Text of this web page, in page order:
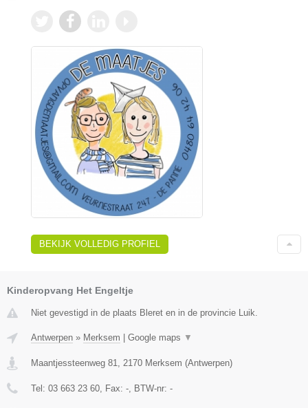
BEKIJK VOLLEDIG PROFIEL
Kinderopvang Het Engeltje
Niet gevestigd in de plaats Bleret en in de provincie Luik.
Antwerpen » Merksem Google maps ▼
Maantjessteenweg 81, 2170 Merksem (Antwerpen)
Tel: 03 663 23 60, Fax: -, BTW-nr: -